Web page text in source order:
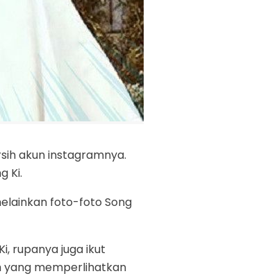
akun instagramnya.
Ki.
foto-foto Song
rupanya juga ikut
yang memperlihatkan